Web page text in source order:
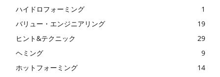
ハイドロフォーミング
1
バリュー・エンジニアリング
19
ヒント&テクニック
29
ヘミング
9
ホットフォーミング
14